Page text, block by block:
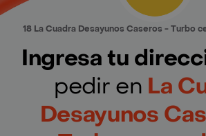
18 La Cuadra Desayunos Caseros - Turbo
Ingresa tu
pedir en La
Desayunos